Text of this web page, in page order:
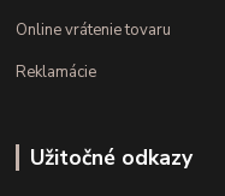
Online vrátenie tovaru
Reklamácie
Užitočné odkazy